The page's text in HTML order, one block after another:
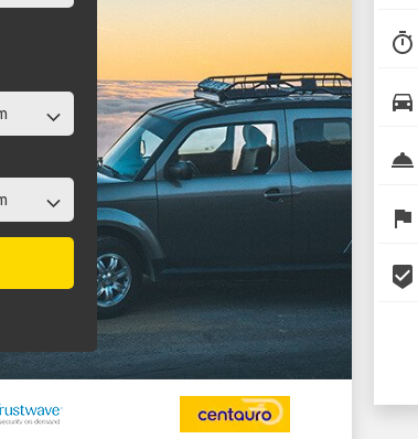
timer
directions_car
room_service
flag
beenhere